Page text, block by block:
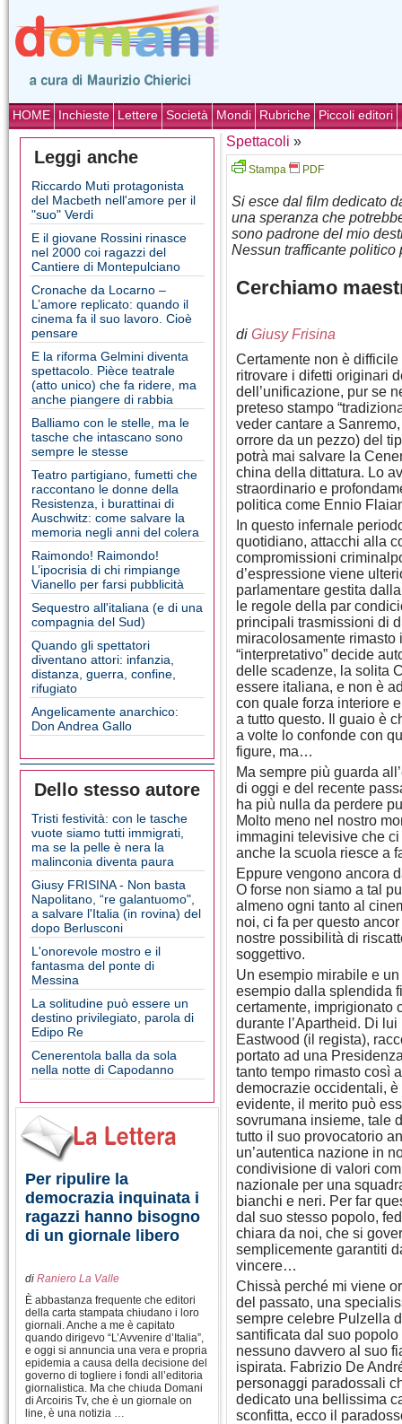
HOME Inchieste Lettere Società Mondi Rubriche Piccoli editori
Leggi anche
Riccardo Muti protagonista
del Macbeth nell'amore per il
"suo" Verdi
E il giovane Rossini rinasce
nel 2000 coi ragazzi del
Cantiere di Montepulciano
Cronache da Locarno –
L’amore replicato: quando il
cinema fa il suo lavoro. Cioè
pensare
E la riforma Gelmini diventa
spettacolo. Pièce teatrale
(atto unico) che fa ridere, ma
anche piangere di rabbia
Balliamo con le stelle, ma le
tasche che intascano sono
sempre le stesse
Teatro partigiano, fumetti che
raccontano le donne della
Resistenza, i burattinai di
Auschwitz: come salvare la
memoria negli anni del colera
Raimondo! Raimondo!
L’ipocrisia di chi rimpiange
Vianello per farsi pubblicità
Sequestro all'italiana (e di una
compagnia del Sud)
Quando gli spettatori
diventano attori: infanzia,
distanza, guerra, confine,
rifugiato
Angelicamente anarchico:
Don Andrea Gallo
Dello stesso autore
Tristi festività: con le tasche
vuote siamo tutti immigrati,
ma se la pelle è nera la
malinconia diventa paura
Giusy FRISINA - Non basta
Napolitano, “re galantuomo",
a salvare l'Italia (in rovina) del
dopo Berlusconi
L'onorevole mostro e il
fantasma del ponte di
Messina
La solitudine può essere un
destino privilegiato, parola di
Edipo Re
Cenerentola balla da sola
nella notte di Capodanno
Per ripulire la
democrazia inquinata i
ragazzi hanno bisogno
di un giornale libero
di Raniero La Valle
È abbastanza frequente che editori
della carta stampata chiudano i loro
giornali. Anche a me è capitato
quando dirigevo “L’Avvenire d’Italia”,
e oggi si annuncia una vera e propria
epidemia a causa della decisione del
governo di togliere i fondi all’editoria
giornalistica. Ma che chiuda Domani
di Arcoiris Tv, che è un giornale on
line, è una notizia …
Spettacoli »
Stampa PDF
Si esce dal film dedicato
una speranza che
sono padrone del mio
Nessun trafficante
Cerchiamo
di Giusy Frisina
Certamente non è
ritrovare i difetti originari
dell’unificazione, pur se
preteso stampo
veder cantare a
orrore da un pezzo) del
potrà mai salvare la
china della dittatura. Lo
straordinario e
politica come Ennio
In questo infernale
quotidiano, attacchi alla
compromissioni
d’espressione viene
parlamentare gestita
le regole della par
principali trasmissioni di
miracolosamente rimasto
“interpretativo” decide
delle scadenze, la solita
essere italiana, e non è
con quale forza interiore
a tutto questo. Il guaio è
a volte lo confonde con
figure, ma…
Ma sempre più guarda
di oggi e del recente
ha più nulla da perdere
Molto meno nel nostro
immagini televisive che
anche la scuola riesce a
Eppure vengono ancora
O forse non siamo a tal
almeno ogni tanto al
noi, ci fa per questo
nostre possibilità di
soggettivo.
Un esempio mirabile e
esempio dalla splendida
certamente, imprigionato
durante l’Apartheid. Di
Eastwood (il regista),
portato ad una
tanto tempo rimasto così
democrazie occidentali,
evidente, il merito può
sovrumana insieme, tale
tutto il suo provocatorio
un’autentica nazione in
condivisione di valori
nazionale per una
bianchi e neri. Per far
dal suo stesso popolo,
chiara da noi, che si
semplicemente garantiti
vincere…
Chissà perché mi viene
del passato, una
sempre celebre Pulzella
santificata dal suo
nessuno davvero al suo
ispirata. Fabrizio De
personaggi paradossali
dedicato una bellissima
sconfitta, ecco il